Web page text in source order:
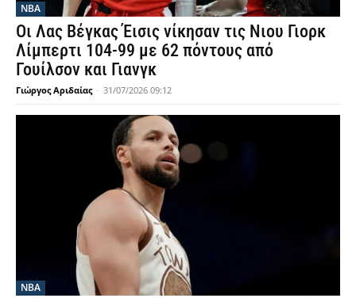
NBA
Οι Λας Βέγκας Έισις νίκησαν τις Νιου Γιορκ
Λίμπερτι 104-99 με 62 πόντους από
Γουίλσον και Γιανγκ
Γιώργος Αριδαίας - 31/07/2026 09:12
NBA